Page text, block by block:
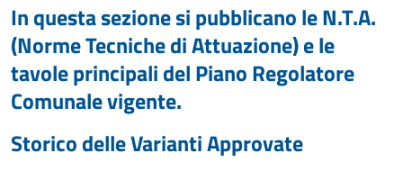
In questa sezione si pubblicano le N.T.A.
(Norme Tecniche di Attuazione) e le
tavole principali del Piano Regolatore
Comunale vigente.
Storico delle Varianti Approvate